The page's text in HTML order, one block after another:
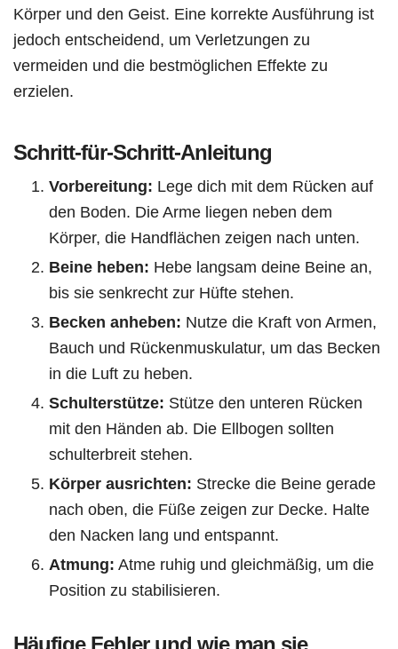
Körper und den Geist. Eine korrekte Ausführung ist
jedoch entscheidend, um Verletzungen zu
vermeiden und die bestmöglichen Effekte zu
erzielen.
Schritt-für-Schritt-Anleitung
Vorbereitung: Lege dich mit dem Rücken auf
den Boden. Die Arme liegen neben dem
Körper, die Handflächen zeigen nach unten.
Beine heben: Hebe langsam deine Beine an,
bis sie senkrecht zur Hüfte stehen.
Becken anheben: Nutze die Kraft von Armen,
Bauch und Rückenmuskulatur, um das Becken
in die Luft zu heben.
Schulterstütze: Stütze den unteren Rücken
mit den Händen ab. Die Ellbogen sollten
schulterbreit stehen.
Körper ausrichten: Strecke die Beine gerade
nach oben, die Füße zeigen zur Decke. Halte
den Nacken lang und entspannt.
Atmung: Atme ruhig und gleichmäßig, um die
Position zu stabilisieren.
Häufige Fehler und wie man sie